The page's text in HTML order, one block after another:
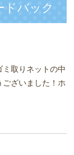
ドバック
取りネットの中
ざいました！ホ